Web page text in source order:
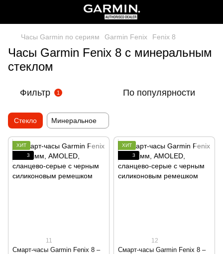
Часы Garmin по сериям Garmin Fenix Fenix 8
Часы Garmin Fenix 8 с минеральным
стеклом
Фильтр 1 По популярности
Стекло Минеральное
ХИТ
3
11
Смарт-часы Garmin Fenix 8 –
ХИТ
3
12
Смарт-часы Garmin Fenix 8 –